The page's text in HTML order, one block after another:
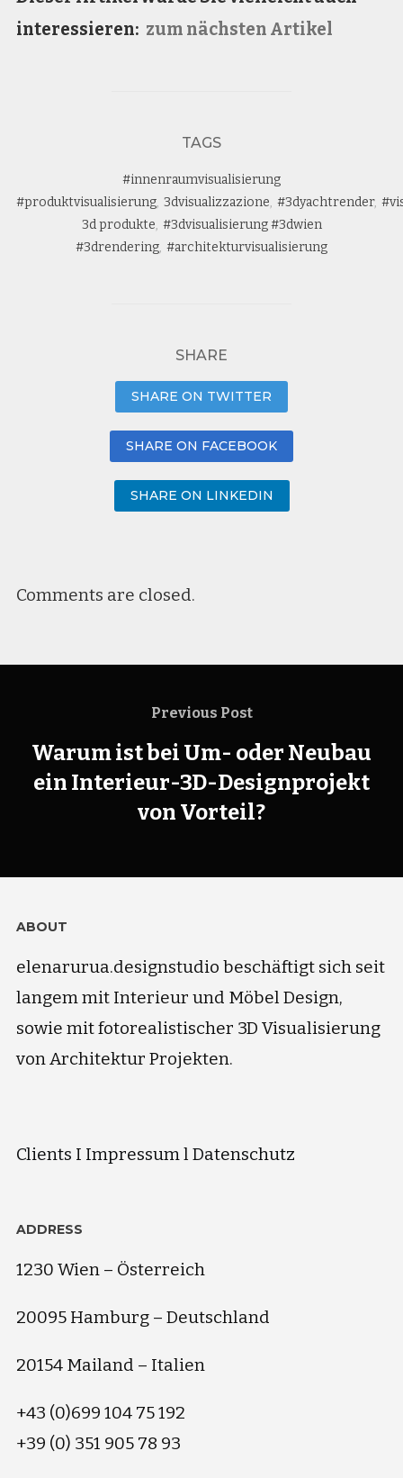
interessieren: zum nächsten Artikel
TAGS
#innenraumvisualisierung
#produktvisualisierung, 3dvisualizzazione, #3dyachtrender,
3d produkte, #3dvisualisierung #3dwien
#3drendering, #architekturvisualisierung
SHARE
SHARE ON TWITTER
SHARE ON FACEBOOK
SHARE ON LINKEDIN
Comments are closed.
Previous Post
Warum ist bei Um- oder Neubau
ein Interieur-3D-Designprojekt
von Vorteil?
ABOUT
elenarurua.designstudio beschäftigt sich seit
langem mit Interieur und Möbel Design,
sowie mit fotorealistischer 3D Visualisierung
von Architektur Projekten.
Clients I Impressum l Datenschutz
ADDRESS
1230 Wien – Österreich
20095 Hamburg – Deutschland
20154 Mailand – Italien
+43 (0)699 104 75 192
+39 (0) 351 905 78 93